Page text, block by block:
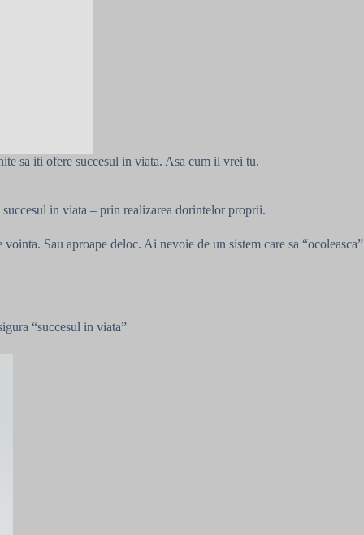
sa iti ofere succesul in viata. Asa cum il vrei tu.
in viata – prin realizarea dorintelor proprii.
Sau aproape deloc. Ai nevoie de un sistem care sa “ocoleasca”
“succesul in viata”